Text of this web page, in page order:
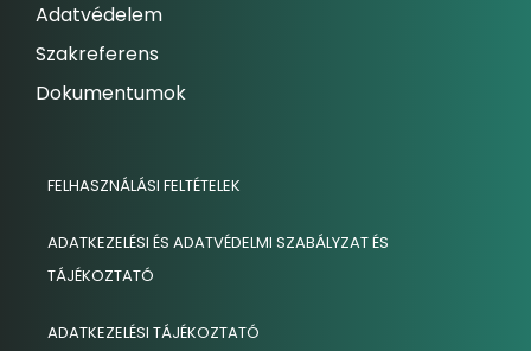
Adatvédelem
Szakreferens
Dokumentumok
FELHASZNÁLÁSI FELTÉTELEK
ADATKEZELÉSI ÉS ADATVÉDELMI SZABÁLYZAT ÉS
TÁJÉKOZTATÓ
ADATKEZELÉSI TÁJÉKOZTATÓ